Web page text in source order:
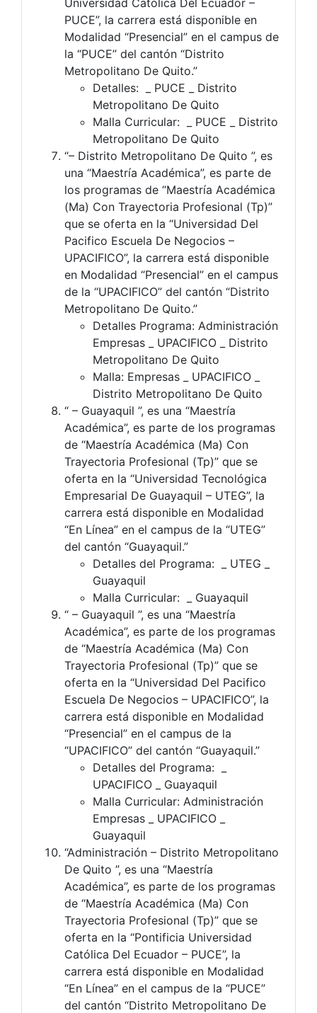
Universidad Católica Del Ecuador –
PUCE”, la carrera está disponible en
Modalidad “Presencial” en el campus de
la “PUCE” del cantón “Distrito
Metropolitano De Quito.”
Detalles: _ PUCE _ Distrito
Metropolitano De Quito
Malla Curricular: _ PUCE _ Distrito
Metropolitano De Quito
“– Distrito Metropolitano De Quito ”, es
una “Maestría Académica”, es parte de
los programas de “Maestría Académica
(Ma) Con Trayectoria Profesional (Tp)”
que se oferta en la “Universidad Del
Pacifico Escuela De Negocios –
UPACIFICO”, la carrera está disponible
en Modalidad “Presencial” en el campus
de la “UPACIFICO” del cantón “Distrito
Metropolitano De Quito.”
Detalles Programa: Administración
Empresas _ UPACIFICO _ Distrito
Metropolitano De Quito
Malla: Empresas _ UPACIFICO _
Distrito Metropolitano De Quito
“ – Guayaquil ”, es una “Maestría
Académica”, es parte de los programas
de “Maestría Académica (Ma) Con
Trayectoria Profesional (Tp)” que se
oferta en la “Universidad Tecnológica
Empresarial De Guayaquil – UTEG”, la
carrera está disponible en Modalidad
“En Línea” en el campus de la “UTEG”
del cantón “Guayaquil.”
Detalles del Programa: _ UTEG _
Guayaquil
Malla Curricular: _ Guayaquil
“ – Guayaquil ”, es una “Maestría
Académica”, es parte de los programas
de “Maestría Académica (Ma) Con
Trayectoria Profesional (Tp)” que se
oferta en la “Universidad Del Pacifico
Escuela De Negocios – UPACIFICO”, la
carrera está disponible en Modalidad
“Presencial” en el campus de la
“UPACIFICO” del cantón “Guayaquil.”
Detalles del Programa: _
UPACIFICO _ Guayaquil
Malla Curricular: Administración
Empresas _ UPACIFICO _
Guayaquil
“Administración – Distrito Metropolitano
De Quito ”, es una “Maestría
Académica”, es parte de los programas
de “Maestría Académica (Ma) Con
Trayectoria Profesional (Tp)” que se
oferta en la “Pontificia Universidad
Católica Del Ecuador – PUCE”, la
carrera está disponible en Modalidad
“En Línea” en el campus de la “PUCE”
del cantón “Distrito Metropolitano De